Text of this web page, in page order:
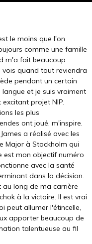
le moins que l'on
comme une famille
m'a fait beaucoup
vois quand tout reviendra
pendant un certain
et je suis vraiment
projet NIP.
les plus
ont joué, m'inspire.
a réalisé avec les
Major à Stockholm qui
est mon objectif numéro
avec la santé
dans la décision.
au long de ma carrière
à la victoire. Il est vrai
peut allumer l'étincelle,
apporter beaucoup de
talentueuse au fil